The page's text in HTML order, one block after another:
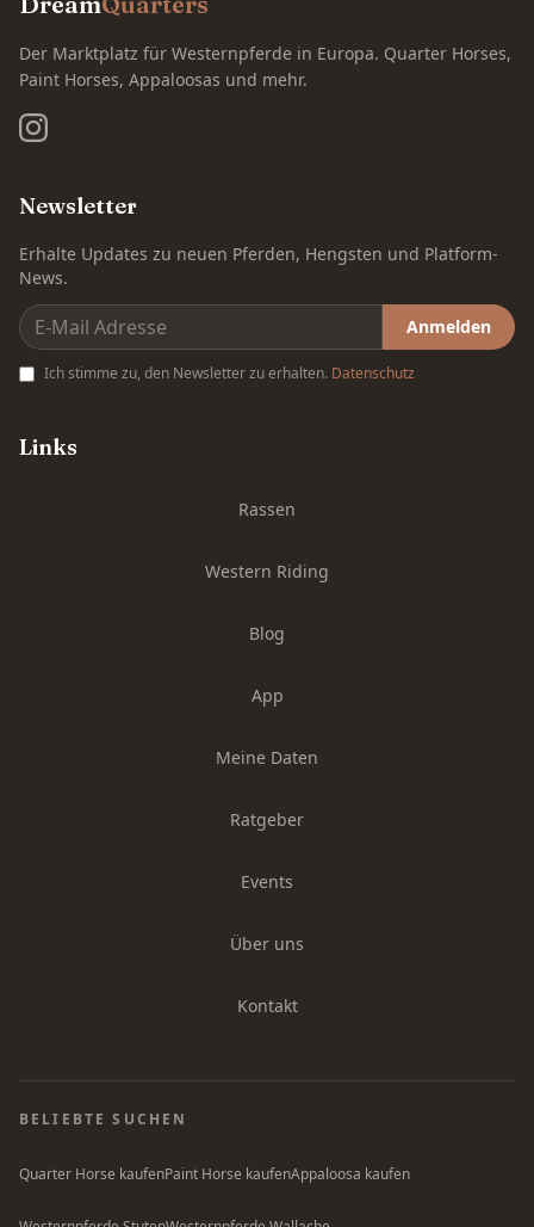
Der Marktplatz für Westernpferde in Europa. Quarter Horses,
Paint Horses, Appaloosas und mehr.
Newsletter
Erhalte Updates zu neuen Pferden, Hengsten und Platform-
News.
Anmelden
Ich stimme zu, den Newsletter zu erhalten. Datenschutz
Links
Rassen
Western Riding
Blog
App
Meine Daten
Ratgeber
Events
Über uns
Kontakt
BELIEBTE SUCHEN
Quarter Horse kaufenPaint Horse kaufenAppaloosa kaufen